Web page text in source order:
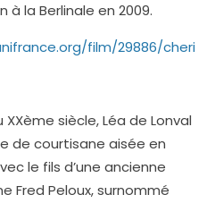
à la Berlinale en 2009.
film/29886/cheri
siècle, Léa de Lonval
de courtisane aisée en
le fils d’une ancienne
Fred Peloux, surnommé